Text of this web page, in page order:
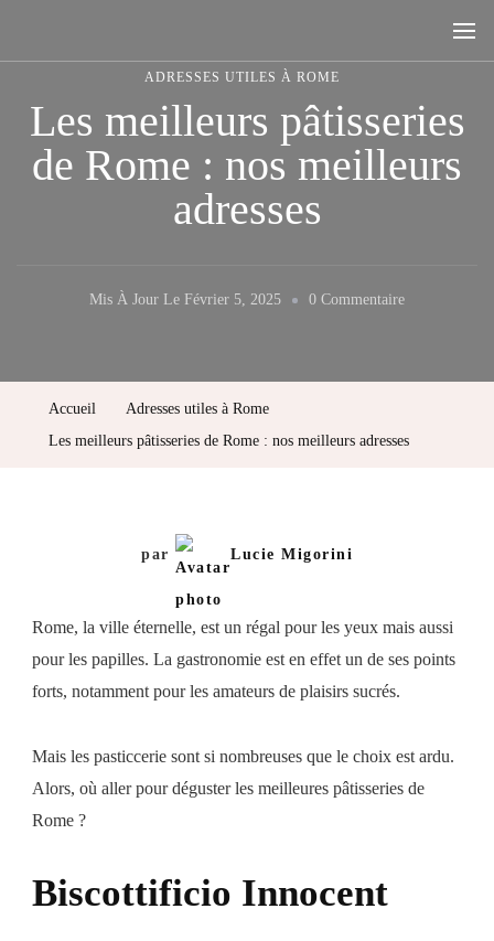
ADRESSES UTILES À ROME
Les meilleurs pâtisseries
de Rome : nos meilleurs
adresses
Mis À Jour Le Février 5, 2025 0 CommentaireSur
Accueil
Adresses utiles à Rome
Les meilleurs pâtisseries de Rome : nos meilleurs adresses
par Lucie Migorini
Rome, la ville éternelle, est un régal pour les yeux mais aussi
pour les papilles. La gastronomie est en effet un de ses points
forts, notamment pour les amateurs de plaisirs sucrés.
Mais les pasticcerie sont si nombreuses que le choix est ardu.
Alors, où aller pour déguster les meilleures pâtisseries de
Rome ?
Biscottificio Innocent